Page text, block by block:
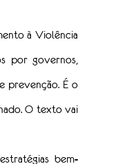
à Violência
por governos,
prevenção. É o
O texto vai
bem-